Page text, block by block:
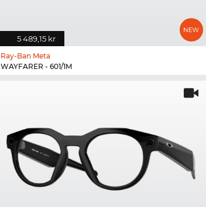
5 489,15 kr
Ray-Ban Meta
WAYFARER - 601/1M